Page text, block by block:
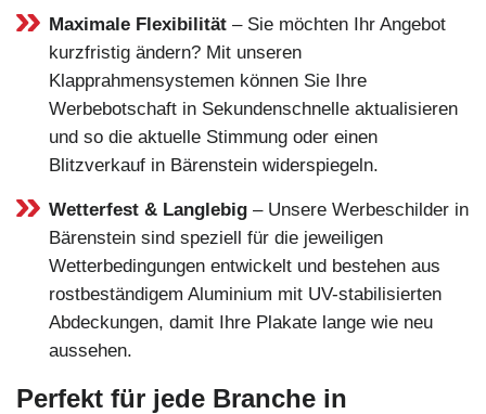
Maximale Flexibilität – Sie möchten Ihr Angebot
kurzfristig ändern? Mit unseren
Klapprahmensystemen können Sie Ihre
Werbebotschaft in Sekundenschnelle aktualisieren
und so die aktuelle Stimmung oder einen
Blitzverkauf in Bärenstein widerspiegeln.
Wetterfest & Langlebig – Unsere Werbeschilder in
Bärenstein sind speziell für die jeweiligen
Wetterbedingungen entwickelt und bestehen aus
rostbeständigem Aluminium mit UV-stabilisierten
Abdeckungen, damit Ihre Plakate lange wie neu
aussehen.
Perfekt für jede Branche in